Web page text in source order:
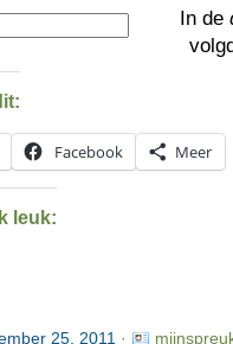
In de
Facebook Meer
leuk:
25, 2011 ·